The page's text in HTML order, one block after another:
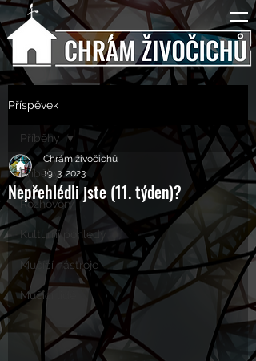
Příspěvek
Příběhy
Rozhovory
Kulturní pohledy
Mučící nástroje
Mučící lidé
Příběhy
Nepřehlédli jste (11. týden)?
Chrám živočichů
19. 3. 2023